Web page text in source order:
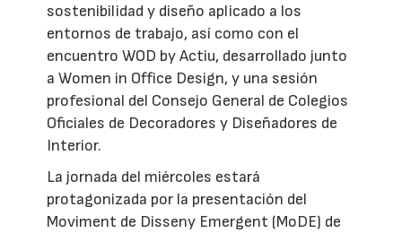
sostenibilidad y diseño aplicado a los
entornos de trabajo, así como con el
encuentro WOD by Actiu, desarrollado junto
a Women in Office Design, y una sesión
profesional del Consejo General de Colegios
Oficiales de Decoradores y Diseñadores de
Interior.
La jornada del miércoles estará
protagonizada por la presentación del
Moviment de Disseny Emergent (MoDE) de